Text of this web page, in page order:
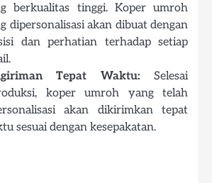
berkualitas tinggi. Koper umroh
dipersonalisasi akan dibuat dengan
dan perhatian terhadap setiap
Tepat Waktu: Selesai
koper umroh yang telah
akan dikirimkan tepat
sesuai dengan kesepakatan.